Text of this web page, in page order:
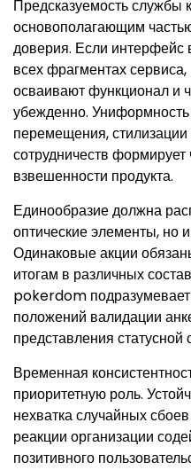
Предсказуемость службы
основополагающим
доверия. Если интерфейс
всех фрагментах
осваивают функционал и
убежденно. Униформность
перемещения, стилизации
сотрудничеств формирует
взвешенности продукта.
Единообразие должна
оптические элементы, но
Одинаковые акции
итогам в различных
pokerdom
положений валидации
представления статусной
Временная
приоритетную роль.
нехватка случайных
реакции организации
позитивного